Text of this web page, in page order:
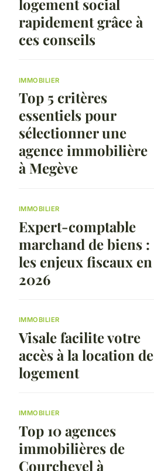
logement social
rapidement grâce à
ces conseils
IMMOBILIER
Top 5 critères
essentiels pour
sélectionner une
agence immobilière
à Megève
IMMOBILIER
Expert-comptable
marchand de biens :
les enjeux fiscaux en
2026
IMMOBILIER
Visale facilite votre
accès à la location de
logement
IMMOBILIER
Top 10 agences
immobilières de
Courchevel à